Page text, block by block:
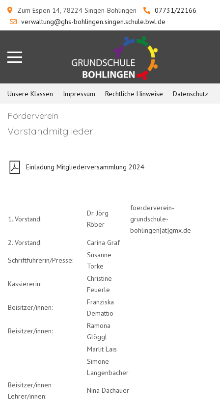
Zum Espen 14, 78224 Singen-Bohlingen
07731/22166
verwaltung@ghs-bohlingen.singen.schule.bwl.de
Unsere Klassen Impressum Rechtliche Hinweise Datenschutz
Förderverein
Vorstandmitglieder
Einladung Mitgliederversammlung 2024
1. Vorstand:
Dr. Jörg
Röber
foerderverein-
grundschule-
bohlingen[at]gmx.de
2. Vorstand:
Carina Graf
Schriftführerin/Presse:
Susanne
Torke
Kassiererin:
Christine
Feuerle
Beisitzer/innen:
Franziska
Demattio
Beisitzer/innen:
Ramona
Glöggl
Marlit Lais
Simone
Langenbacher
Beisitzer/innen
Lehrer/innen:
Nina Dachauer